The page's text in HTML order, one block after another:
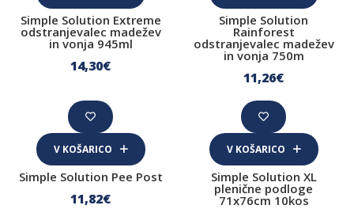
Simple Solution Extreme
odstranjevalec madežev
in vonja 945ml
14,30€
Simple Solution
Rainforest
odstranjevalec madežev
in vonja 750m
11,26€
V KOŠARICO
Simple Solution Pee Post
11,82€
V KOŠARICO
Simple Solution XL
plenične podloge
71x76cm 10kos